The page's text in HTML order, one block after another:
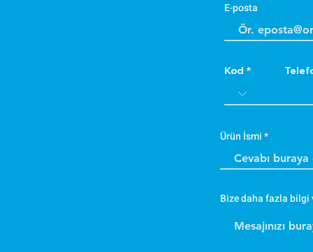
E-posta
Kod
Ürün İsmi
Bize daha fazla bilgi